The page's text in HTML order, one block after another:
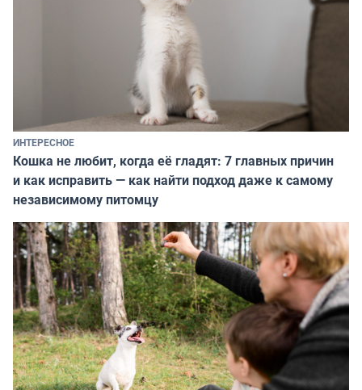
ИНТЕРЕСНОЕ
Кошка не любит, когда её гладят: 7 главных причин
и как исправить — как найти подход даже к самому
независимому питомцу